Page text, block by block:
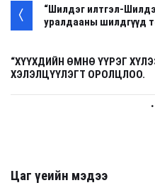
“Шилдэг илтгэл-
уралдааны шилдгүүд
“ХҮҮХДИЙН ӨМНӨ ҮҮРЭГ
ХЭЛЭЛЦҮҮЛЭГТ ОРОЛЦЛОО.
Цаг үеийн мэдээ